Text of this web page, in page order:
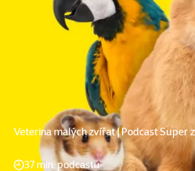
Veterina malých zvířat | Podcast Super
37 min. podcastu